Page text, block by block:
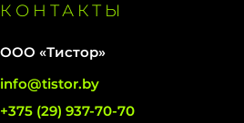
КОНТАКТЫ
ООО «Тистор»
info@tistor.by
+375 (29) 937-70-70